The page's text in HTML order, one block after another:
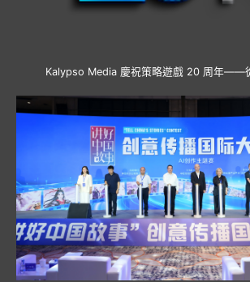
Kalypso Media 慶祝策略遊戲 20 周年——